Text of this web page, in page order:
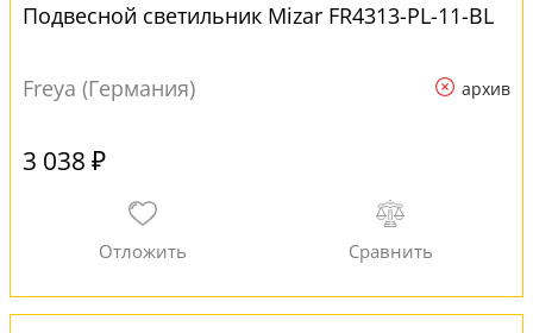
Подвесной светильник Mizar FR4313-PL-11-BL
Freya (Германия) архив
3 038 ₽